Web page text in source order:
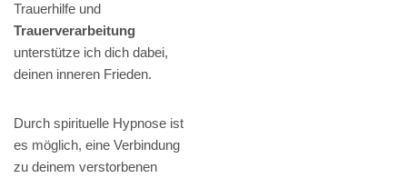
Trauerhilfe und
Trauerverarbeitung
unterstütze ich dich dabei,
deinen inneren Frieden.
Durch spirituelle Hypnose ist
es möglich, eine Verbindung
zu deinem verstorbenen